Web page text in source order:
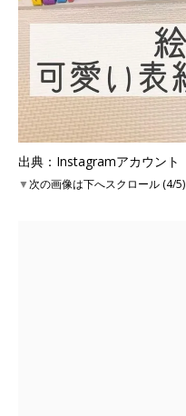
出典：Instagramアカウント
▼次の画像は下へスクロール (4/5)